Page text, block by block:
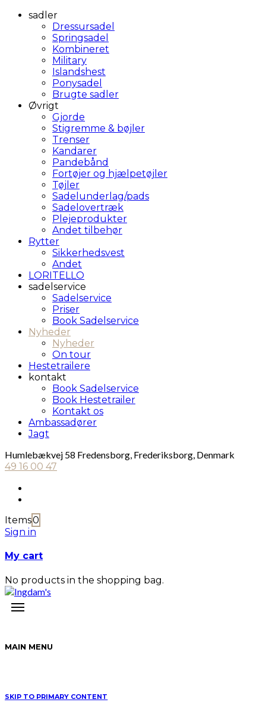
sadler
Dressursadel
Springsadel
Kombineret
Military
Islandshest
Ponysadel
Brugte sadler
Øvrigt
Gjorde
Stigremme & bøjler
Trenser
Kandarer
Pandebånd
Fortøjer og hjælpetøjler
Tøjler
Sadelunderlag/pads
Sadelovertræk
Plejeprodukter
Andet tilbehør
Rytter
Sikkerhedsvest
Andet
LORITELLO
sadelservice
Sadelservice
Priser
Book Sadelservice
Nyheder
Nyheder
On tour
Hestetrailere
kontakt
Book Sadelservice
Book Hestetrailer
Kontakt os
Ambassadører
Jagt
Humlebækvej 58 Fredensborg, Frederiksborg, Denmark
49 16 00 47
Items0
Sign in
My cart
No products in the shopping bag.
MAIN MENU
SKIP TO PRIMARY CONTENT